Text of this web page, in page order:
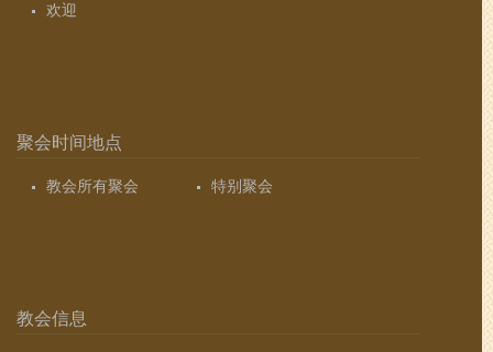
欢迎
聚会时间地点
教会所有聚会 特别聚会
教会信息